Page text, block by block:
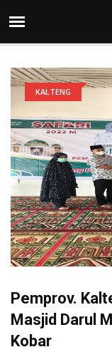
KALTENG
Pemprov.
Masjid Darul
Kobar